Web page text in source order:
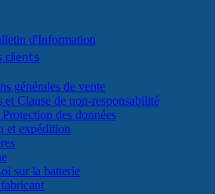
d'Information
clients
générales de vente
et Clause de non-responsabilité
des données
et expédition
sur la batterie